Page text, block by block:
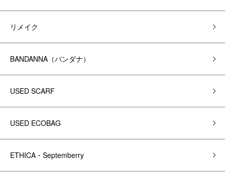
リメイク
BANDANNA（バンダナ）
USED SCARF
USED ECOBAG
ETHICA・Septemberry